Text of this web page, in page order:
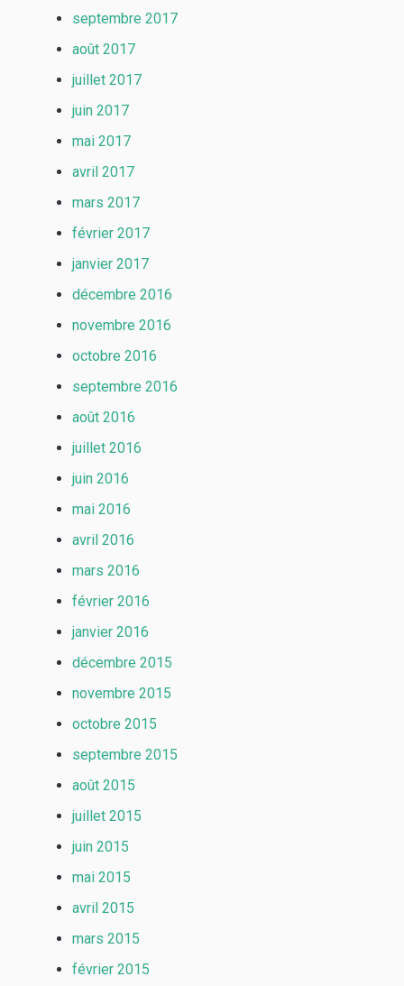
septembre 2017
août 2017
juillet 2017
juin 2017
mai 2017
avril 2017
mars 2017
février 2017
janvier 2017
décembre 2016
novembre 2016
octobre 2016
septembre 2016
août 2016
juillet 2016
juin 2016
mai 2016
avril 2016
mars 2016
février 2016
janvier 2016
décembre 2015
novembre 2015
octobre 2015
septembre 2015
août 2015
juillet 2015
juin 2015
mai 2015
avril 2015
mars 2015
février 2015